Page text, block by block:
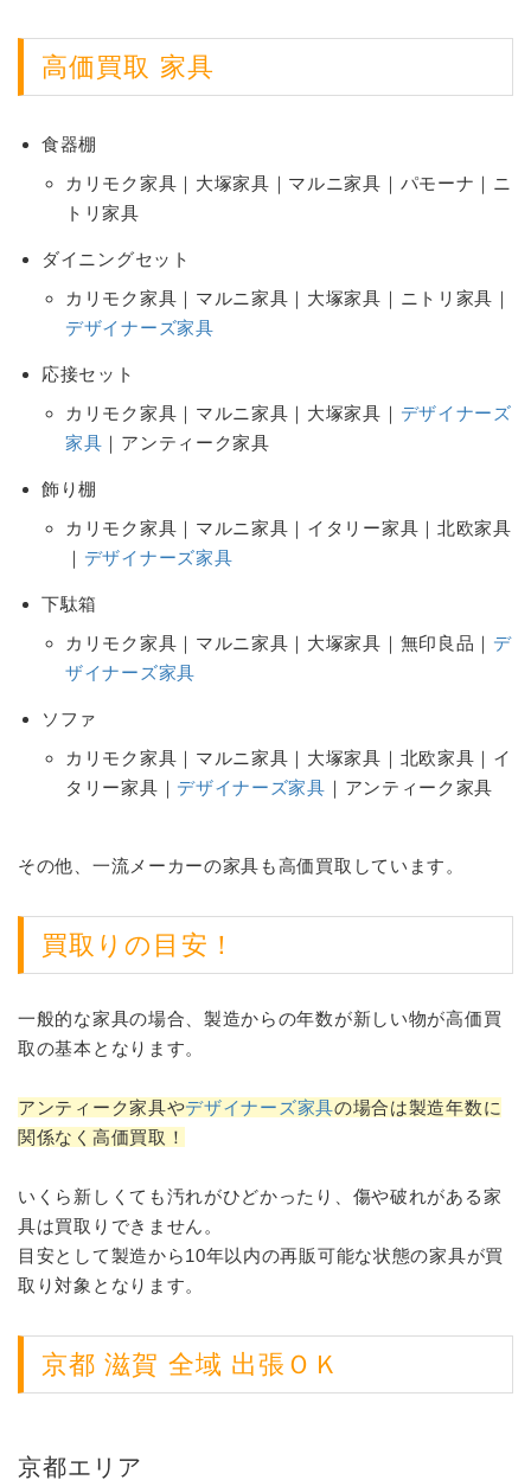
高価買取 家具
食器棚
カリモク家具｜大塚家具｜マルニ家具｜パモーナ｜ニ
トリ家具
ダイニングセット
カリモク家具｜マルニ家具｜大塚家具｜ニトリ家具｜
デザイナーズ家具
応接セット
カリモク家具｜マルニ家具｜大塚家具｜ デザイナーズ
家具 ｜アンティーク家具
飾り棚
カリモク家具｜マルニ家具｜イタリー家具｜北欧家具
｜ デザイナーズ家具
下駄箱
カリモク家具｜マルニ家具｜大塚家具｜無印良品｜ デ
ザイナーズ家具
ソファ
カリモク家具｜マルニ家具｜大塚家具｜北欧家具｜イ
タリー家具｜ デザイナーズ家具 ｜アンティーク家具
その他、一流メーカーの家具も高価買取しています。
買取りの目安！
一般的な家具の場合、製造からの年数が新しい物が高価買
取の基本となります。
アンティーク家具やデザイナーズ家具の場合は製造年数に
関係なく高価買取！
いくら新しくても汚れがひどかったり、傷や破れがある家
具は買取りできません。
目安として製造から10年以内の再販可能な状態の家具が買
取り対象となります。
京都 滋賀 全域 出張ＯＫ
京都エリア